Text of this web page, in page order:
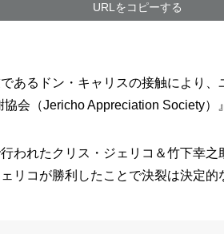
URLをコピーする
あるドン・キャリスの接触により
会（Jericho Appreciation Society）』
われたクリス・ジェリコ＆竹下幸
リコが勝利したことで決裂は決定的